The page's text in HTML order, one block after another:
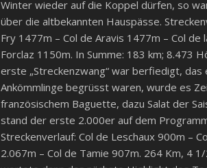
Winter wieder auf die Koppel dürfen, so
über die altbekannten Hauspässe.
Fry 1477m – Col de Aravis 1477m – Col de
Forclaz 1150m. In Summe: 183 km; 8.473
erste „Streckenzwang“ war berfiedigt,
Ankömmlinge begrüsst waren, wurde es
französischem Baguette, dazu Salat der
stand der erste 2.000er auf dem
Streckenverlauf: Col de Leschaux 900m –
2.067m – Col de Tamie 907m. 264 Km, 4